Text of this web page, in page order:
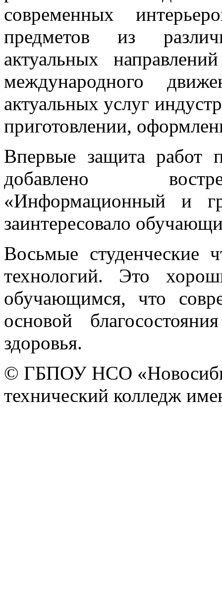
современных
предметов из
актуальных
международного
актуальных услуг
приготовлении,
Впервые защита работ
добавлено
«Информационный и
заинтересовало
Восьмые
технологий. Это
обучающимся, что
основой
здоровья.
© ГБПОУ НСО
технический колледж